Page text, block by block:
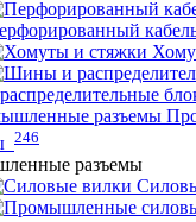
246
разъемы